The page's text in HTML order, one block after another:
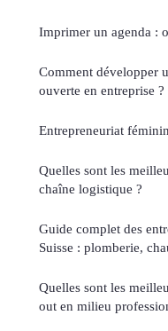
Imprimer un agenda :
Comment développer
ouverte en entreprise ?
Entrepreneuriat
Quelles sont les
chaîne logistique ?
Guide complet des
Suisse : plomberie,
Quelles sont les
out en milieu